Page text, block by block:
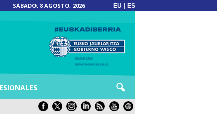
SÁBADO, 8 AGOSTO, 2026 EU ES